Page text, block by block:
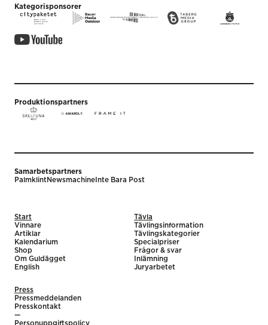
Kategorisponsorer
Produktionspartners
Samarbetspartners
PalmklintNewsmachine Inte Bara Post
Start
Vinnare
Artiklar
Kalendarium
Shop
Om Guldägget
English
Tävla
Tävlingsinformation
Tävlingskategorier
Specialpriser
Frågor & svar
Inlämning
Juryarbetet
Press
Pressmeddelanden
Presskontakt
—